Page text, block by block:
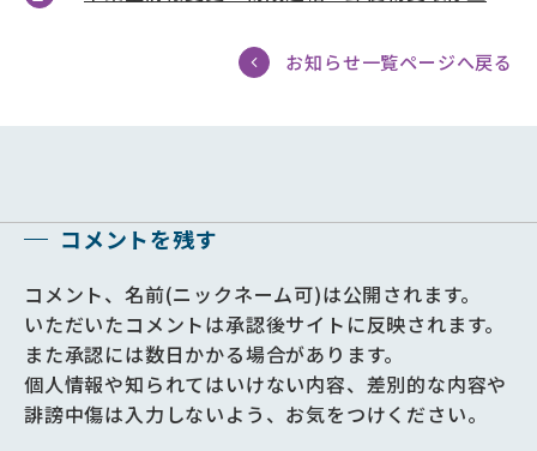
お知らせ一覧ページへ戻る
コメントを残す
コメント、名前(ニックネーム可)は公開されます。
いただいたコメントは承認後サイトに反映されます。
また承認には数日かかる場合があります。
個人情報や知られてはいけない内容、差別的な内容や
誹謗中傷は入力しないよう、お気をつけください。